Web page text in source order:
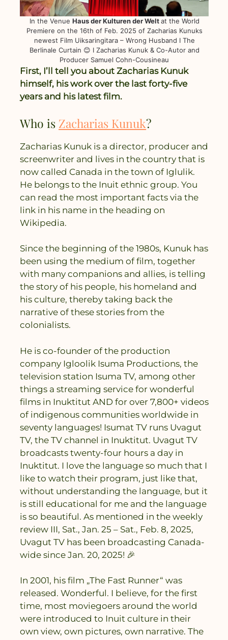
In the Venue Haus der Kulturen der Weltat the World
Premiere on the 16th of Feb. 2025 of Zacharias Kunuks
newest Film Uiksaringitara – Wrong Husband I The
Berlinale Curtain 😊 I Zacharias Kunuk & Co-Autor and
Producer Samuel Cohn-Cousineau
First, I’ll tell you about Zacharias Kunuk
himself, his work over the last forty-five
years and his latest film.
Who is Zacharias Kunuk?
Zacharias Kunuk is a director, producer and
screenwriter and lives in the country that is
now called Canada in the town of Iglulik.
He belongs to the Inuit ethnic group. You
can read the most important facts via the
link in his name in the heading on
Wikipedia.
Since the beginning of the 1980s, Kunuk has
been using the medium of film, together
with many companions and allies, is telling
the story of his people, his homeland and
his culture, thereby taking back the
narrative of these stories from the
colonialists.
He is co-founder of the production
company Igloolik Isuma Productions, the
television station Isuma TV, among other
things a streaming service for wonderful
films in Inuktitut AND for over 7,800+ videos
of indigenous communities worldwide in
seventy languages! Isumat TV runs Uvagut
TV, the TV channel in Inuktitut. Uvagut TV
broadcasts twenty-four hours a day in
Inuktitut. I love the language so much that I
like to watch their program, just like that,
without understanding the language, but it
is still educational for me and the language
is so beautiful. As mentioned in the weekly
review III, Sat., Jan. 25 – Sat., Feb. 8, 2025,
Uvagut TV has been broadcasting Canada-
wide since Jan. 20, 2025! 🎉
In 2001, his film „The Fast Runner“ was
released. Wonderful. I believe, for the first
time, most moviegoers around the world
were introduced to Inuit culture in their
own view, own pictures, own narrative. The